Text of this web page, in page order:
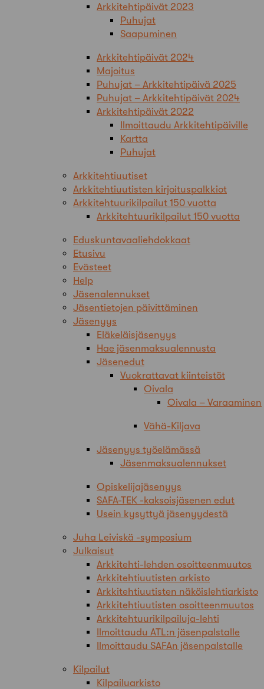
Arkkitehtipäivät 2023
Puhujat
Saapuminen
Arkkitehtipäivät 2024
Majoitus
Puhujat – Arkkitehtipäivä 2025
Puhujat – Arkkitehtipäivät 2024
Arkkitehtipäivät 2022
Ilmoittaudu Arkkitehtipäiville
Kartta
Puhujat
Arkkitehtiuutiset
Arkkitehtiuutisten kirjoituspalkkiot
Arkkitehtuurikilpailut 150 vuotta
Arkkitehtuurikilpailut 150 vuotta
Eduskuntavaaliehdokkaat
Etusivu
Evästeet
Help
Jäsenalennukset
Jäsentietojen päivittäminen
Jäsenyys
Eläkeläisjäsenyys
Hae jäsenmaksualennusta
Jäsenedut
Vuokrattavat kiinteistöt
Oivala
Oivala – Varaaminen
Vähä-Kiljava
Jäsenyys työelämässä
Jäsenmaksualennukset
Opiskelijajäsenyys
SAFA-TEK -kaksoisjäsenen edut
Usein kysyttyä jäsenyydestä
Juha Leiviskä -symposium
Julkaisut
Arkkitehti-lehden osoitteenmuutos
Arkkitehtiuutisten arkisto
Arkkitehtiuutisten näköislehtiarkisto
Arkkitehtiuutisten osoitteenmuutos
Arkkitehtuurikilpailuja-lehti
Ilmoittaudu ATL:n jäsenpalstalle
Ilmoittaudu SAFAn jäsenpalstalle
Kilpailut
Kilpailuarkisto